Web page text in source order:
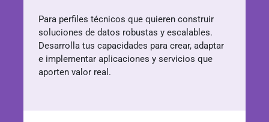
Para perfiles técnicos que quieren construir
soluciones de datos robustas y escalables.
Desarrolla tus capacidades para crear, adaptar
e implementar aplicaciones y servicios que
aporten valor real.